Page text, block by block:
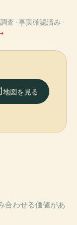
· 事実確認済み ·
地図を見る
合わせる価値があ